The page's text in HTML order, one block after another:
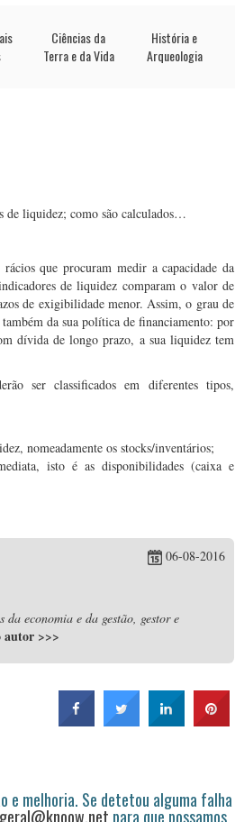
Ciências da
Terra e da Vida
História e
Arqueologia
de liquidez; como são calculados…
que procuram medir a capacidade da
de liquidez comparam o valor de
de exigibilidade menor. Assim, o grau de
da sua política de financiamento: por
dívida de longo prazo, a sua liquidez tem
ser classificados em diferentes tipos,
nomeadamente os stocks/inventários;
isto é as disponibilidades (caixa e
06-08-2016
economia e da gestão, gestor e
autor >>>
e melhoria. Se detetou alguma falha
geral@knoow.net para que possamos